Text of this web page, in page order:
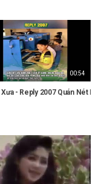
00:54
Xưa - Reply 2007 Quán Nét Ngày